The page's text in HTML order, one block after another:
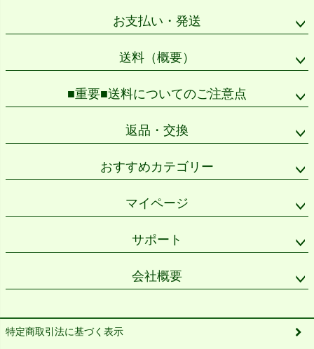
お支払い・発送
送料（概要）
■重要■送料についてのご注意点
返品・交換
おすすめカテゴリー
マイページ
サポート
会社概要
特定商取引法に基づく表示